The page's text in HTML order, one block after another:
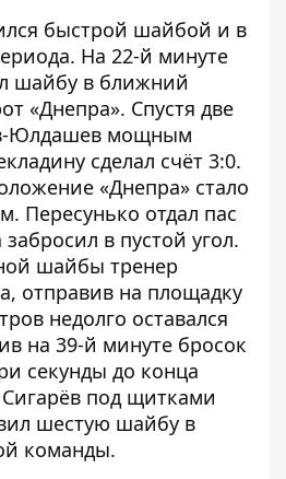
быстрой шайбой и в
На 22-й минуте
шайбу в ближний
«Днепра». Спустя две
Юлдашев мощным
сделал счёт 3:0.
«Днепра» стало
Пересунько отдал пас
в пустой угол.
шайбы тренер
отправив на площадку
недолго оставался
на 39-й минуте бросок
секунды до конца
под щитками
шестую шайбу в
команды.